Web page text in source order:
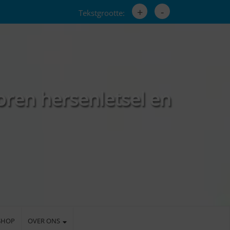
Tekstgrootte: + -
hersenletsel en
OVER ONS